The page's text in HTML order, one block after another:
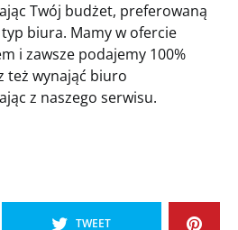
Twój budżet, preferowaną
biura. Mamy w ofercie
i zawsze podajemy 100%
też wynająć biuro
z naszego serwisu.
TWEET